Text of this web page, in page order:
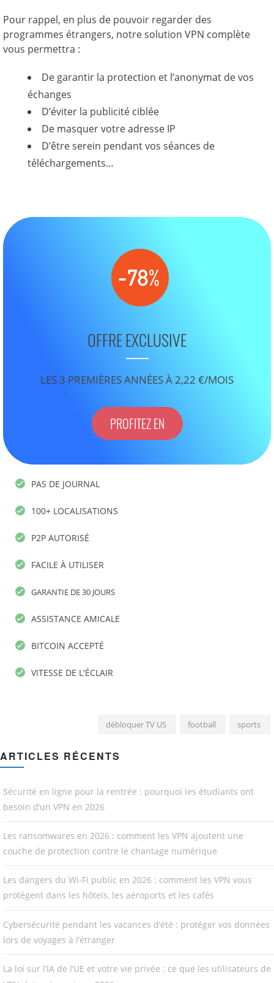
Pour rappel, en plus de pouvoir regarder des
programmes étrangers, notre solution VPN complète
vous permettra :
De garantir la protection et l’anonymat de vos
échanges
D’éviter la publicité ciblée
De masquer votre adresse IP
D’être serein pendant vos séances de
téléchargements…
OFFRE EXCLUSIVE
LES 3 PREMIÈRES ANNÉES À 2,22 €/MOIS
PROFITEZ EN
PAS DE JOURNAL
100+ LOCALISATIONS
P2P AUTORISÉ
FACILE À UTILISER
GARANTIE DE 30 JOURS
ASSISTANCE AMICALE
BITCOIN ACCEPTÉ
VITESSE DE L'ÉCLAIR
débloquer TV US football sports
ARTICLES RÉCENTS
Sécurité en ligne pour la rentrée : pourquoi les étudiants ont
besoin d’un VPN en 2026
Les ransomwares en 2026 : comment les VPN ajoutent une
couche de protection contre le chantage numérique
Les dangers du Wi-Fi public en 2026 : comment les VPN vous
protègent dans les hôtels, les aéroports et les cafés
Cybersécurité pendant les vacances d’été : protéger vos données
lors de voyages à l’étranger
La loi sur l’IA de l’UE et votre vie privée : ce que les utilisateurs de